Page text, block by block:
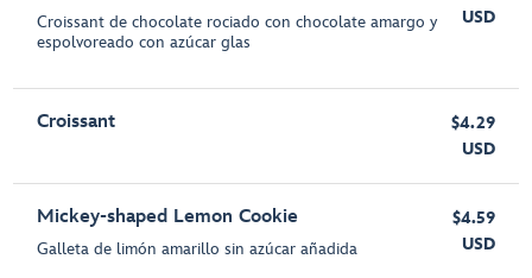
Croissant de chocolate rociado con chocolate amargo y
espolvoreado con azúcar glas
USD
Croissant
$4.29
USD
Mickey-shaped Lemon Cookie
Galleta de limón amarillo sin azúcar añadida
$4.59
USD